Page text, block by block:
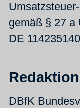
gemäß § 27 a
DE 114235140
DBfK